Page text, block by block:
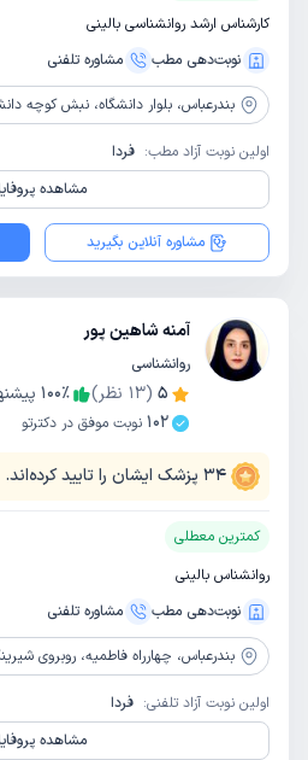
کارشناس ارشد روانشناسی بالینی
نوبت‌دهی مطب
مشاوره‌ تلفنی
بندرعباس، بلوار دانشگاه، نبش کوچه دانشگاه 3، ساختمان رازی، طبقه بالای بانک تجارت، مرکز مشاوره و خدمات روان
اولین نوبت آزاد مطب: فردا
مشاهده
مشاوره آنلاین بگیرید
آمنه شاهین پور
روانشناسی
5
(
13 نظر) 100٪
102 نوبت موفق در دکترتو
34 پزشک ایشان را تایید کرده‌اند.
کمترین معطلی
روانشناس بالینی
نوبت‌دهی مطب
مشاوره‌ تلفنی
بندرعباس، چهارراه فاطمیه، روبروی
اولین نوبت آزاد تلفنی: فردا
مشاهده